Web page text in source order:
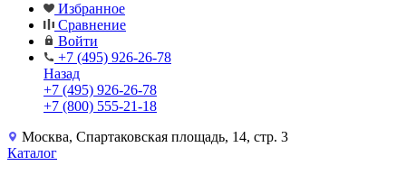
Избранное
Сравнение
Войти
+7 (495) 926-26-78
Назад
+7 (495) 926-26-78
+7 (800) 555-21-18
Москва, Спартаковская площадь, 14, стр. 3
Каталог